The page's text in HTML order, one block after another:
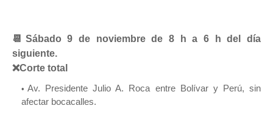
📆Sábado 9 de noviembre de 8 h a 6 h del día
siguiente.
❌Corte total
Av. Presidente Julio A. Roca entre Bolívar y Perú, sin
afectar bocacalles.